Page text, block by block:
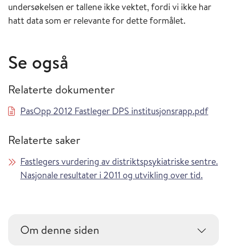
undersøkelsen er tallene ikke vektet, fordi vi ikke har
hatt data som er relevante for dette formålet.
Se også
Relaterte dokumenter
PasOpp 2012 Fastleger DPS institusjonsrapp.pdf
Relaterte saker
Fastlegers vurdering av distriktspsykiatriske sentre.
Nasjonale resultater i 2011 og utvikling over tid.
Om denne siden